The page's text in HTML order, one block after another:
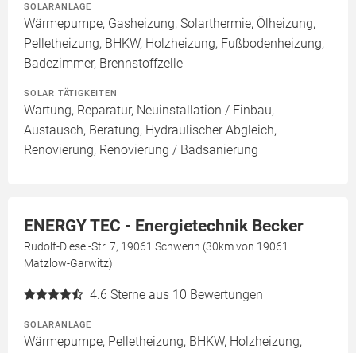
SOLARANLAGE
Wärmepumpe, Gasheizung, Solarthermie, Ölheizung,
Pelletheizung, BHKW, Holzheizung, Fußbodenheizung,
Badezimmer, Brennstoffzelle
SOLAR TÄTIGKEITEN
Wartung, Reparatur, Neuinstallation / Einbau,
Austausch, Beratung, Hydraulischer Abgleich,
Renovierung, Renovierung / Badsanierung
ENERGY TEC - Energietechnik Becker
Rudolf-Diesel-Str. 7, 19061 Schwerin (30km von 19061
Matzlow-Garwitz)
4.6 Sterne aus 10 Bewertungen
SOLARANLAGE
Wärmepumpe, Pelletheizung, BHKW, Holzheizung,